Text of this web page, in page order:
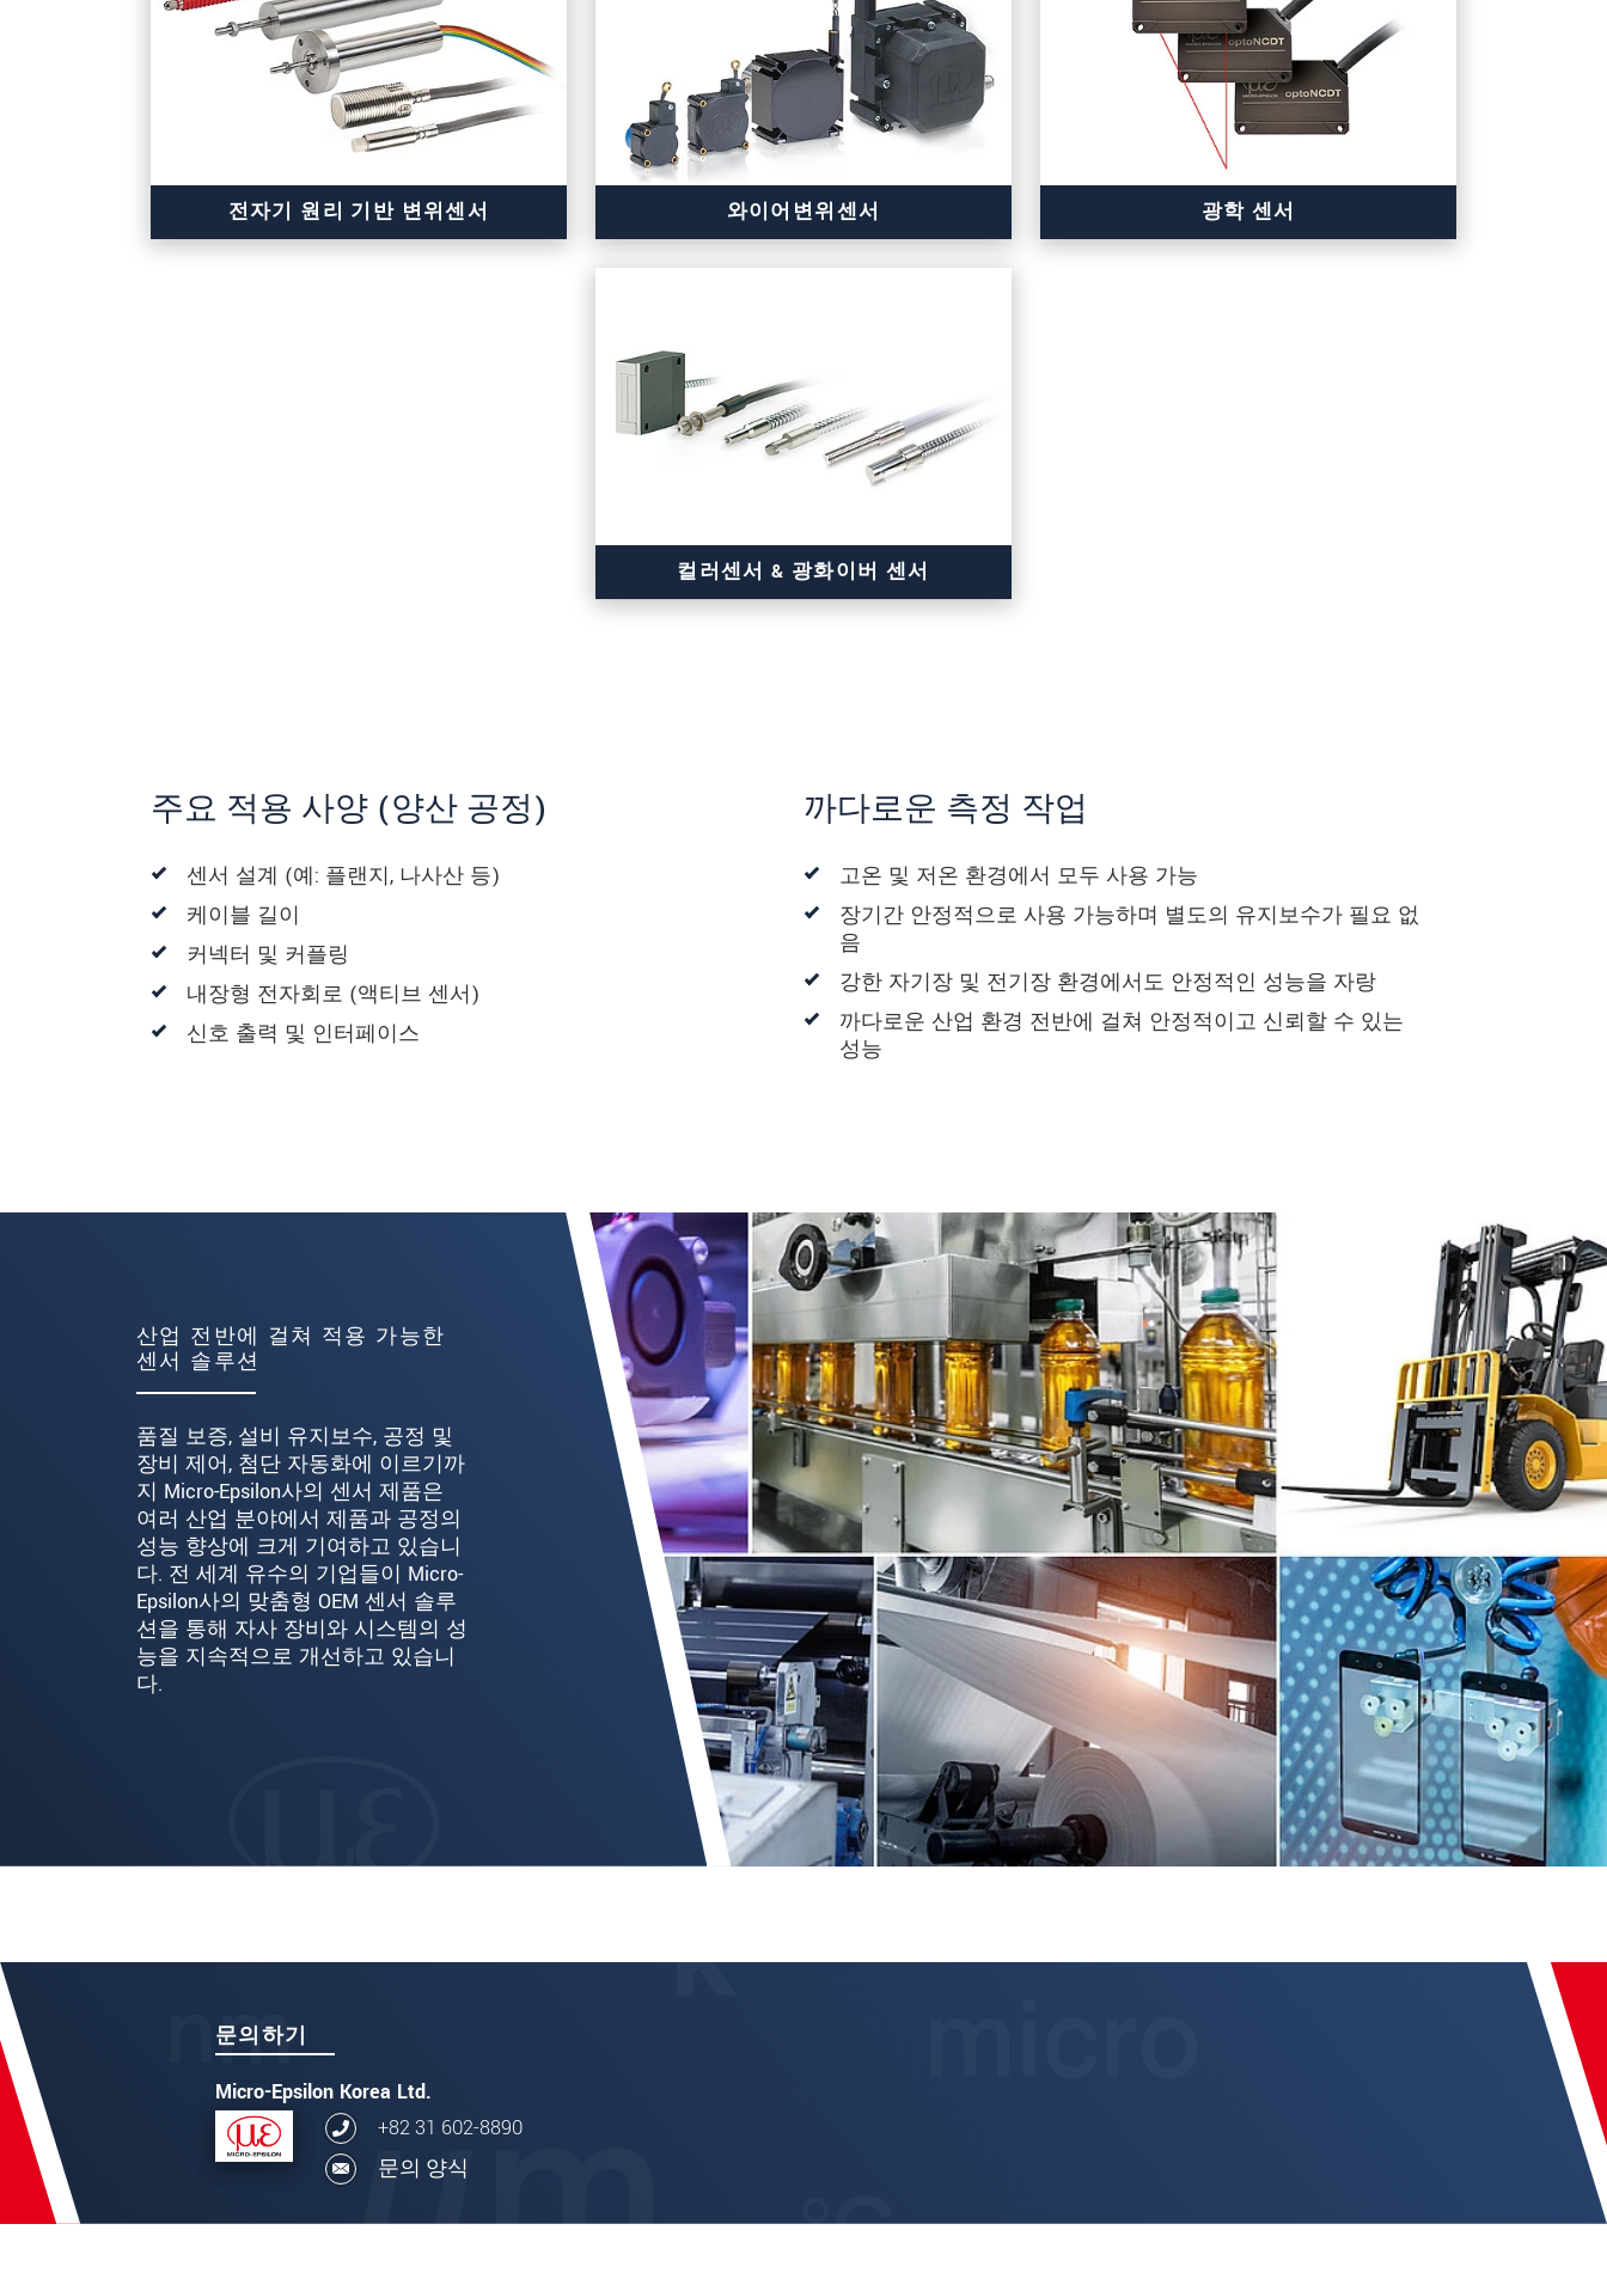
전자기 원리 기반 변위센서 와이어변위센서
사용자 요구사항에 따른 측정 범위 조정
출력 신호
기계적 설계
광학 센서
컬러센서 & 광화이버 센서
랑
주요 적용 사양 (양산 공정)
센서 설계 (예: 플랜지, 나사산 등)
케이블 길이
커넥터 및 커플링
내장형 전자회로 (액티브 센서)
신호 출력 및 인터페이스
까다로운 측정 작업
고온 및 저온 환경에서 모두 사용 가능
장기간 안정적으로 사용 가능하며 별도의 유지보수가 필요 없
음
강한 자기장 및 전기장 환경에서도 안정적인 성능을 자랑
까다로운 산업 환경 전반에 걸쳐 안정적이고 신뢰할 수 있는
성능
산업 전반에 걸쳐 적용 가능한
센서 솔루션
품질 보증, 설비 유지보수, 공정 및
장비 제어, 첨단 자동화에 이르기까
지 Micro-Epsilon사의 센서 제품은
여러 산업 분야에서 제품과 공정의
성능 향상에 크게 기여하고 있습니
다. 전 세계 유수의 기업들이 Micro-
Epsilon사의 맞춤형 OEM 센서 솔루
션을 통해 자사 장비와 시스템의 성
능을 지속적으로 개선하고 있습니
다.
문의하기
Micro-Epsilon Korea Ltd.
+82 31 602-8890
문의 양식